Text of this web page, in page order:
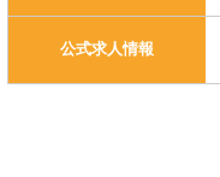
公式求人情報